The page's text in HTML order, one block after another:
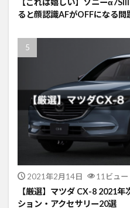
【これは嬉しい】ソニー
ると顔認識AFがOFFになる問
2021年2月14日 11ビュー
【厳選】マツダ CX-8 2021
ション・アクセサリー20選